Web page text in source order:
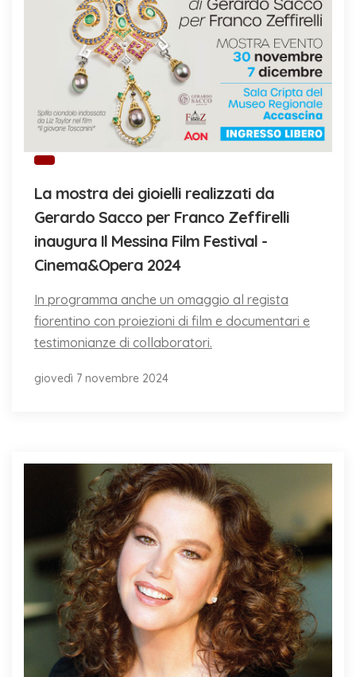
La mostra dei gioielli realizzati da
Gerardo Sacco per Franco Zeffirelli
inaugura Il Messina Film Festival -
Cinema&Opera 2024
In programma anche un omaggio al regista
fiorentino con proiezioni di film e documentari e
testimonianze di collaboratori.
giovedì 7 novembre 2024